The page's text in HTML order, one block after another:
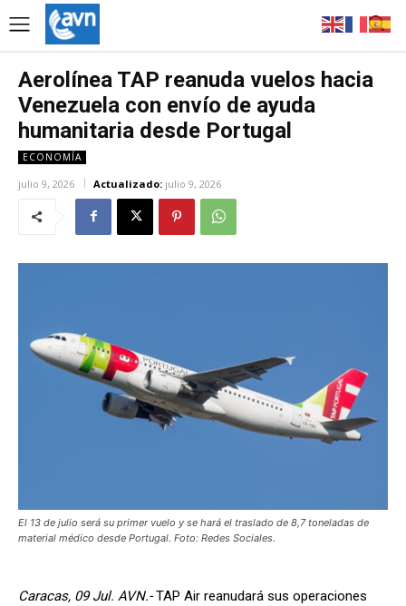
Aerolínea TAP reanuda vuelos hacia
Venezuela con envío de ayuda
humanitaria desde Portugal
ECONOMÍA
julio 9, 2026 Actualizado: julio 9, 2026
El 13 de julio será su primer vuelo y se hará el traslado de 8,7 toneladas de
material médico desde Portugal. Foto: Redes Sociales.
Caracas, 09 Jul. AVN.-TAP Air reanudará sus operaciones